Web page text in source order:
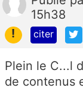
15h38
!
citer
Plein le C...l
de contenus